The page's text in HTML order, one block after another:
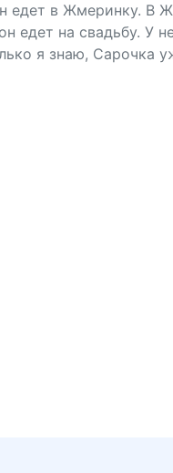
едет в Жмеринку. В
на свадьбу. У
я знаю, Сарочка